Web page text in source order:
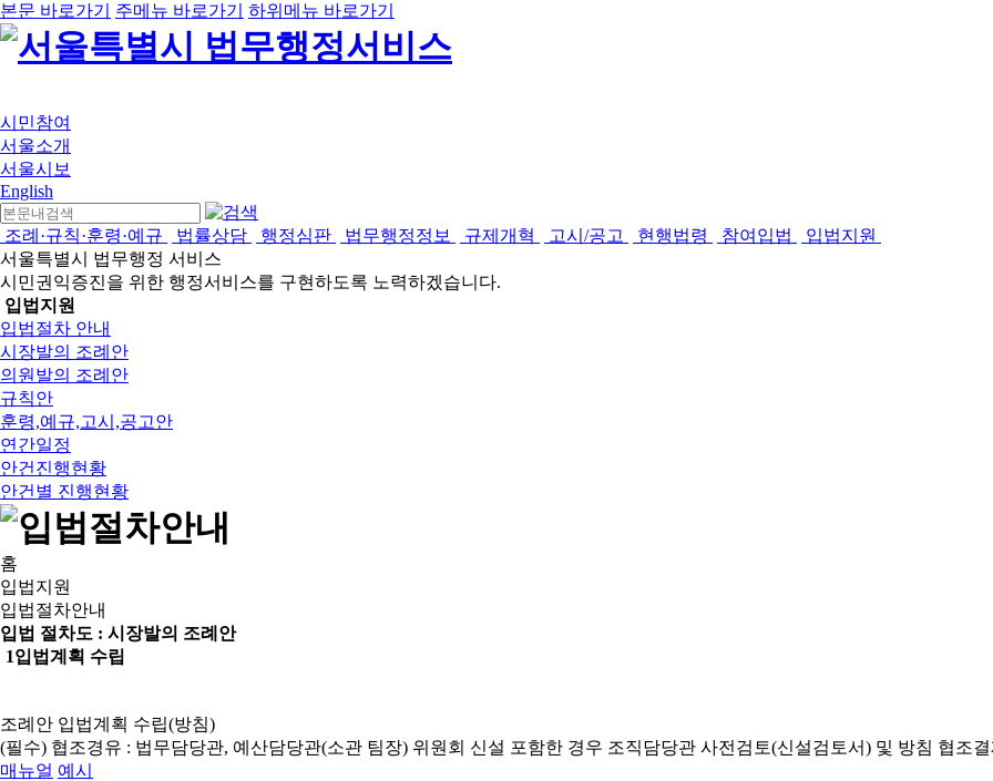
본문 바로가기 주메뉴 바로가기 하위메뉴 바로가기
시민참여
서울소개
서울시보
English
조례·규칙·훈령·예규 법률상담 행정심판 법무행정정보 규제개혁 고시/공고 현행법령 참여입법
입법지원
서울특별시 법무행정 서비스
시민권익증진을 위한 행정서비스를 구현하도록 노력하겠습니다.
입법지원
입법절차 안내
시장발의 조례안
의원발의 조례안
규칙안
훈령,예규,고시,공고안
연간일정
안건진행현황
안건별 진행현황
홈
입법지원
입법절차안내
입법 절차도 : 시장발의 조례안
1입법계획 수립
조례안 입법계획 수립(방침)
(필수) 협조경유 : 법무담당관, 예산담당관(소관 팀장) 위원회 신설 포함한 경우 조직담당관 사전검토(신설검토서) 및 방침 협조
매뉴얼 예시